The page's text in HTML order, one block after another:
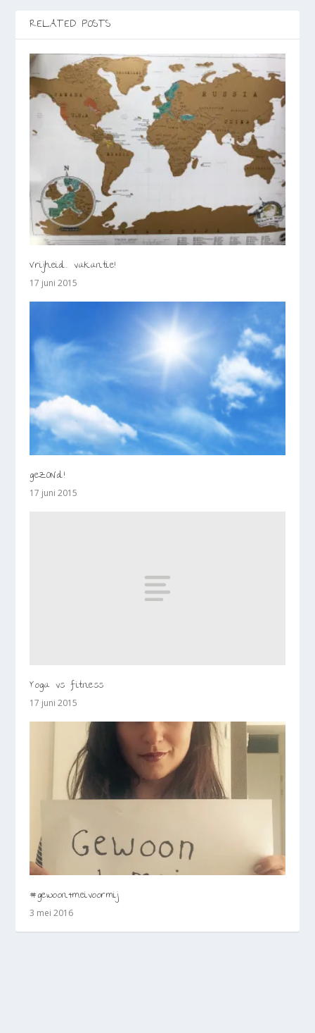
RELATED POSTS
Vrijheid… vakantie!
17 juni 2015
geZONd!
17 juni 2015
Yoga vs fitness
17 juni 2015
#gewoon4meivoormij
3 mei 2016